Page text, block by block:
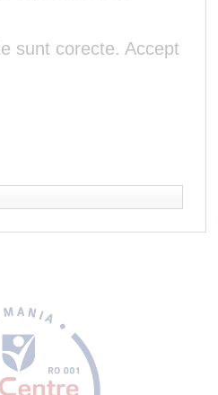
sunt corecte. Accept